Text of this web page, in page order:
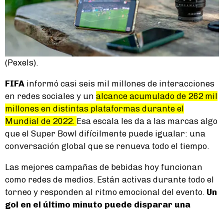
(Pexels).
FIFA informó casi seis mil millones de interacciones
en redes sociales y un alcance acumulado de 262 mil
millones en distintas plataformas durante el
Mundial de 2022. Esa escala les da a las marcas algo
que el Super Bowl difícilmente puede igualar: una
conversación global que se renueva todo el tiempo.
Las mejores campañas de bebidas hoy funcionan
como redes de medios. Están activas durante todo el
torneo y responden al ritmo emocional del evento. Un
gol en el último minuto puede disparar una